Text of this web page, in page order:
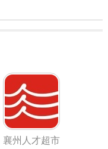
襄州人才超市